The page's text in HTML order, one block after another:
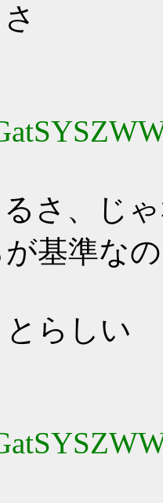
さ、じ
基準な
らしい